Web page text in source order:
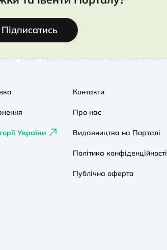
Підписатись
України
Контакти
Про нас
Видавництва на Порталі
Політика конфіденційності
Публічна оферта